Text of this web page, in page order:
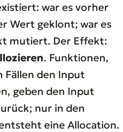
war es vorher
Wert geklont; war es
mutiert. Der Effekt:
. Funktionen,
Fällen den Input
geben den Input
nur in den
eine Allocation.